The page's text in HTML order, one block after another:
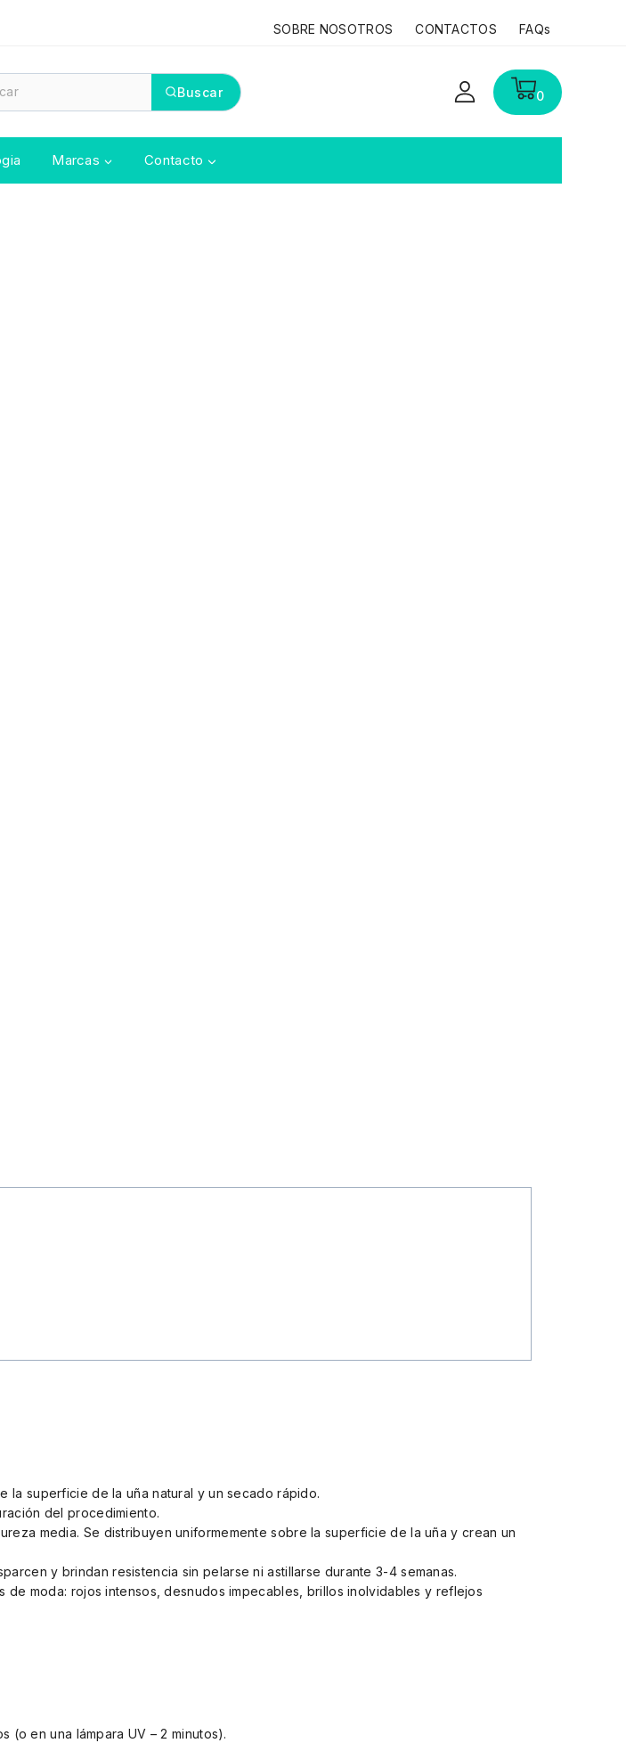
SOBRE NOSOTROS CONTACTOS FAQs
Buscar 0
Marcas
Contacto
la superficie de la uña natural y un secado rápido.
del procedimiento.
media. Se distribuyen uniformemente sobre la superficie de la uña y crean un
y brindan resistencia sin pelarse ni astillarse durante 3-4 semanas.
moda: rojos intensos, desnudos impecables, brillos inolvidables y reflejos
(o en una lámpara UV – 2 minutos).